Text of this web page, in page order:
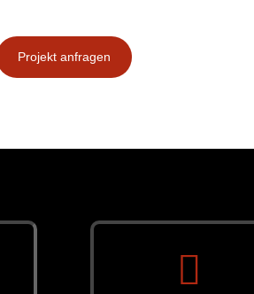
Projekt anfragen
